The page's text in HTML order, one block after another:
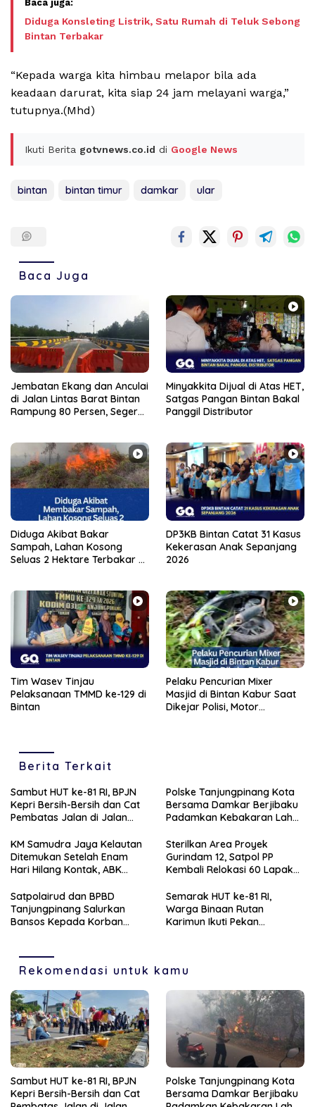
Diduga Konsleting Listrik, Satu Rumah di Teluk Sebong
Bintan Terbakar
“Kepada warga kita himbau melapor bila ada
keadaan darurat, kita siap 24 jam melayani warga,”
tutupnya.(Mhd)
Ikuti Berita gotvnews.co.id di Google News
bintan bintan timur damkar ular
Baca Juga
Jembatan Ekang dan Anculai
di Jalan Lintas Barat Bintan
Rampung 80 Persen, Segera
Minyakkita Dijual di Atas HET,
Satgas Pangan Bintan Bakal
Panggil Distributor
Diduga Akibat Bakar
Sampah, Lahan Kosong
Seluas 2 Hektare Terbakar di
DP3KB Bintan Catat 31 Kasus
Kekerasan Anak Sepanjang
2026
Tim Wasev Tinjau
Pelaksanaan TMMD ke-129 di
Bintan
Pelaku Pencurian Mixer
Masjid di Bintan Kabur Saat
Dikejar Polisi, Motor
Berita Terkait
Sambut HUT ke-81 RI, BPJN
Kepri Bersih-Bersih dan Cat
Pembatas Jalan di Jalan
Tanjungpinang
Polske Tanjungpinang Kota
Bersama Damkar Berjibaku
Padamkan Kebakaran Lahan
KM Samudra Jaya Kelautan
Ditemukan Setelah Enam
Hari Hilang Kontak, ABK
Sterilkan Area Proyek
Gurindam 12, Satpol PP
Kembali Relokasi 60 Lapak
Satpolairud dan BPBD
Tanjungpinang Salurkan
Bansos Kepada Korban
Semarak HUT ke-81 RI,
Warga Binaan Rutan
Karimun Ikuti Pekan
Rekomendasi untuk kamu
Sambut HUT ke-81 RI, BPJN
Kepri Bersih-Bersih dan Cat
Polske Tanjungpinang Kota
Bersama Damkar Berjibaku